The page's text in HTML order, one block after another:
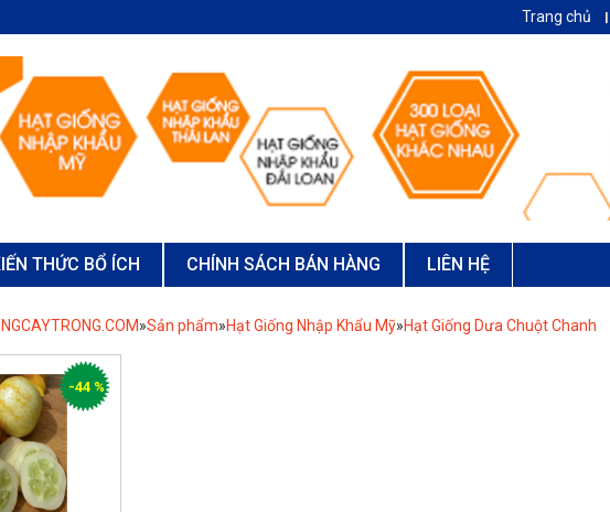
Trang chủ
THỨC BỔ ÍCH CHÍNH SÁCH BÁN HÀNG LIÊN HỆ
»Sản phẩm»Hạt Giống Nhập Khẩu Mỹ»Hạt Giống Dưa Chuột Chanh
-44 %